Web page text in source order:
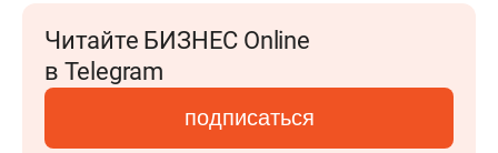
Читайте БИЗНЕС Online
в Telegram
подписаться